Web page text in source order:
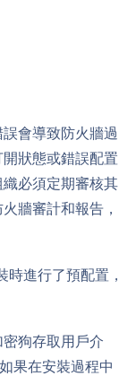
會導致防火牆過
狀態或錯誤配置
必須定期審核其
牆審計和報告，
時進行了預配置，
狗存取用戶介
果在安裝過程中